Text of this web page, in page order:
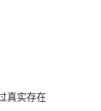
真实存在